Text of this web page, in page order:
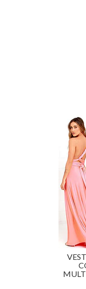
MULTIFORMA
VESTIDO
PALO ROSA,